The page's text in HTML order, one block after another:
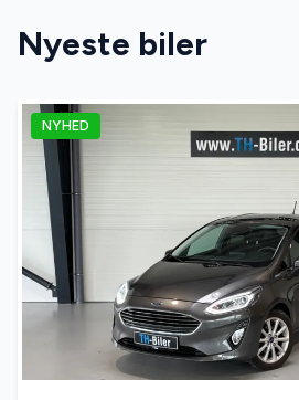
Automatisk fjernlys
Automatisk lys
Bakkamera
Blind vinkel detektion
Buet lys
Nyeste biler
NYHED